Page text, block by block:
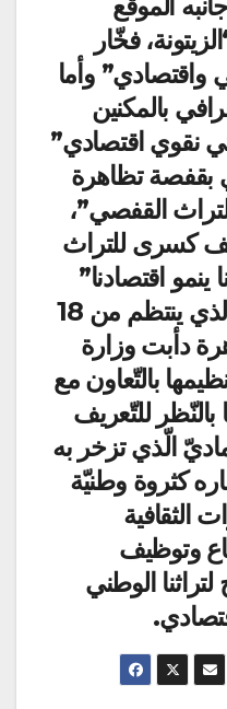
فخّار
وأما
بالمكنين
نقوي اقتصادي”
بقفصة تظاهرة
القفصي”،
كسرى للتراث
ينمو اقتصادنا”
هذا ويعدّ شهر التراث الذي ينتظم من 18
تظاهرة دأبت وزارة
بالتّعاون مع
للتّعريف
الّذي تزخر به
كثروة وطنيّة
الثقافية
وتوظيف
لتراثنا الوطني